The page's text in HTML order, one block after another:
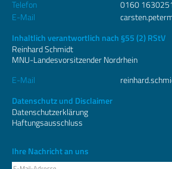
Telefon
0160
E-Mail
Inhaltlich verantwortlich nach §55 (2) RStV
Reinhard Schmidt
MNU-Landesvorsitzender Nordrhein
E-Mail
Datenschutz und Disclaimer
Datenschutzerklärung
Haftungsausschluss
Ihre Nachricht an uns